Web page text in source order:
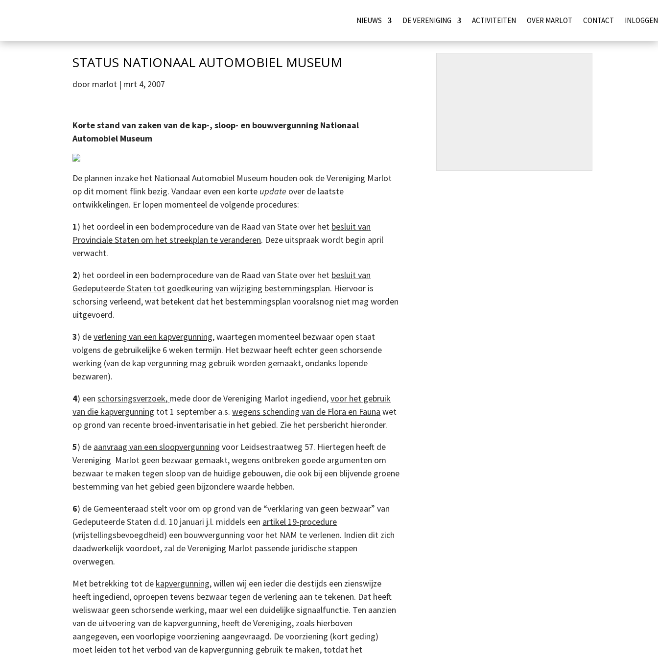
NIEUWS DE VERENIGING ACTIVITEITEN OVER MARLOT CONTACT INLOGGEN
STATUS NATIONAAL AUTOMOBIEL MUSEUM
door marlot | mrt 4, 2007
Korte stand van zaken van de kap-, sloop- en bouwvergunning Nationaal
Automobiel Museum
De plannen inzake het Nationaal Automobiel Museum houden ook de Vereniging Marlot
op dit moment flink bezig. Vandaar even een korte update over de laatste
ontwikkelingen. Er lopen momenteel de volgende procedures:
1) het oordeel in een bodemprocedure van de Raad van State over het besluit van
Provinciale Staten om het streekplan te veranderen. Deze uitspraak wordt begin april
verwacht.
2) het oordeel in een bodemprocedure van de Raad van State over het besluit van
Gedeputeerde Staten tot goedkeuring van wijziging bestemmingsplan. Hiervoor is
schorsing verleend, wat betekent dat het bestemmingsplan vooralsnog niet mag worden
uitgevoerd.
3) deverlening van een kapvergunning, waartegen momenteel bezwaar open staat
volgens de gebruikelijke 6 weken termijn. Het bezwaar heeft echter geen schorsende
werking (van de kap vergunning mag gebruik worden gemaakt, ondanks lopende
bezwaren).
4) eenschorsingsverzoek, mede door de Vereniging Marlot ingediend,voor het gebruik
van die kapvergunning tot 1 september a.s.wegens schending van de Flora en Fauna wet
op grond van recente broed-inventarisatie in het gebied. Zie het persbericht hieronder.
5) de aanvraag van een sloopvergunning voor Leidsestraatweg 57. Hiertegen heeft de
Vereniging Marlot geen bezwaar gemaakt, wegens ontbreken goede argumenten om
bezwaar te maken tegen sloop van de huidige gebouwen, die ook bij een blijvende groene
bestemming van het gebied geen bijzondere waarde hebben.
6) de Gemeenteraad stelt voor om op grond van de “verklaring van geen bezwaar” van
Gedeputeerde Staten d.d. 10 januari j.l. middels een artikel 19-procedure
(vrijstellingsbevoegdheid) een bouwvergunning voor het NAM te verlenen. Indien dit zich
daadwerkelijk voordoet, zal de Vereniging Marlot passende juridische stappen
overwegen.
Met betrekking tot de kapvergunning, willen wij een ieder die destijds een zienswijze
heeft ingediend, oproepen tevens bezwaar tegen de verlening aan te tekenen. Dat heeft
weliswaar geen schorsende werking, maar wel een duidelijke signaalfunctie. Ten aanzien
van de uitvoering van de kapvergunning, heeft de Vereniging, zoals hierboven
aangegeven, een voorlopige voorziening aangevraagd. De voorziening (kort geding)
moet leiden tot het verbod van de kapvergunning gebruik te maken, totdat het